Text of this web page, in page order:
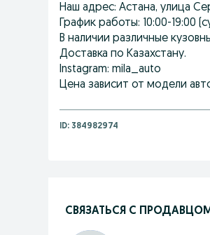
Наш адрес: Астана, улица
График работы: 10:00-19:00
В наличии различные
Доставка по Казахстану.
Instagram: mila_auto
Цена зависит от модели
ID: 384982974
СВЯЗАТЬСЯ С ПРОДАВЦОМ